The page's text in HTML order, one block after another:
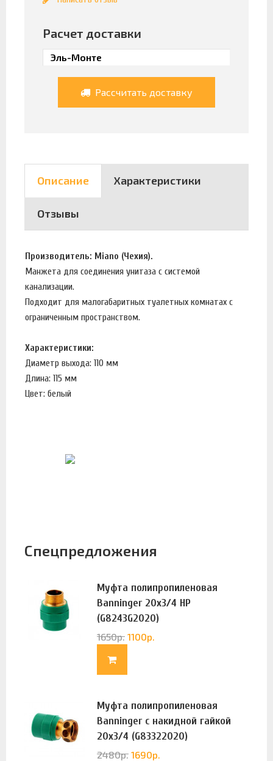
Расчет доставки
Рассчитать доставку
Описание Характеристики
Отзывы
Производитель: Miano (Чехия).
Манжета для соединения унитаза с системой
канализации.
Подходит для малогабаритных туалетных комнатах с
ограниченным пространством.
Характеристики:
Диаметр выхода: 110 мм
Длина: 115 мм
Цвет: белый
Спецпредложения
Муфта полипропиленовая
Banninger 20х3/4 НР
(G8243G2020)
1650р. 1100р.
Муфта полипропиленовая
Banninger с накидной гайкой
20х3/4 (G83322020)
2480р. 1690р.